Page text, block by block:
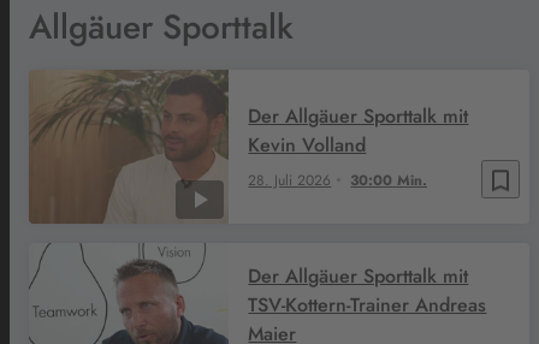
Allgäuer Sporttalk
bookmark_border
28. Juli 2026 30:00 Min.
Der Allgäuer Sporttalk mit
Kevin Volland
Der Allgäuer Sporttalk mit
TSV-Kottern-Trainer Andreas
Maier